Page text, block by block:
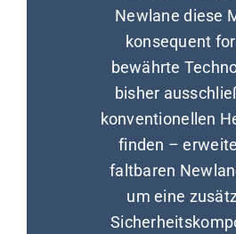
Newlane diese
konsequent
bewährte
bisher
konventionellen
finden –
faltbaren
um eine